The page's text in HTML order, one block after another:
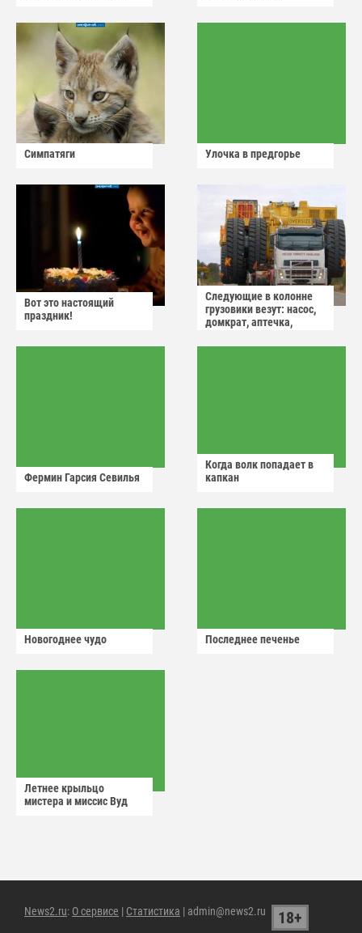
Симпатяги Улочка в предгорье
Вот это настоящий
праздник!
Следующие в колонне
грузовики везут: насос,
домкрат, аптечка,
Фермин Гарсия Севилья
Когда волк попадает в
капкан
Новогоднее чудо Последнее печенье
Летнее крыльцо
мистера и миссис Вуд
News2.ru: О сервисе | Статистика | admin@news2.ru 18+